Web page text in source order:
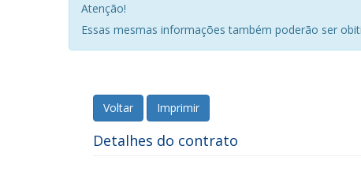
Atenção!
Essas mesmas informações também poderão ser
Voltar Imprimir
Detalhes do contrato